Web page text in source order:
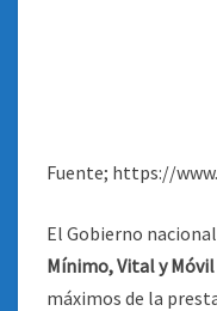
Fuente; https://
El Gobierno
Mínimo, Vital y Móvil
máximos de la